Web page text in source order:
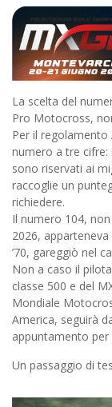
La scelta del
Pro Motocross,
Per il regolamento
numero a tre cifre:
sono riservati ai
raccoglie un
richiedere.
Il numero 104,
2026,
’70, gareggiò nel
Non a caso il
classe 500 e del
Mondiale
America, seguirà
appuntamento per
Un passaggio di